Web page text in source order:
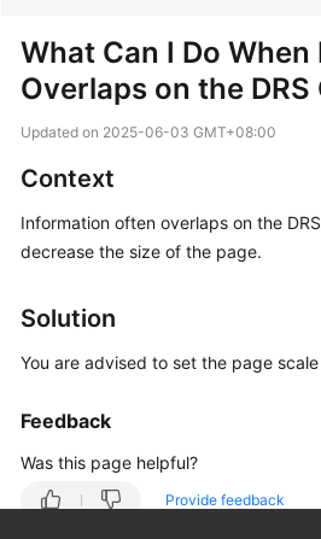
Function
Service
Billing
Preparations
Real-
Migration
Backup
Migration
What Can I Do
Overlaps on the DRS
Updated on 2025-06-03 GMT+08:00
Context
Information often overlaps on the
decrease the size of the page.
Solution
You are advised to set the page
Feedback
Was this page helpful?
Provide feedback